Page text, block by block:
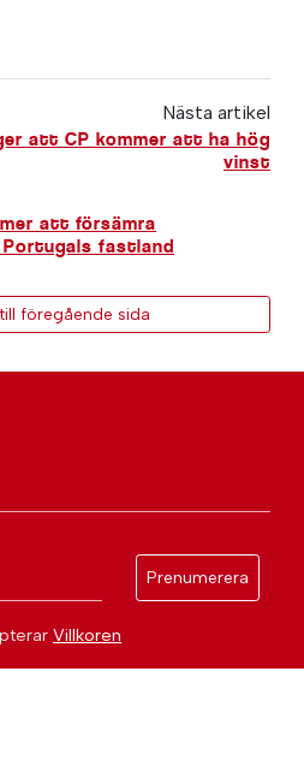
Nästa artikel
att CP kommer att ha hög
vinst
att försämra
Portugals fastland
föregående sida
Prenumerera
Villkoren